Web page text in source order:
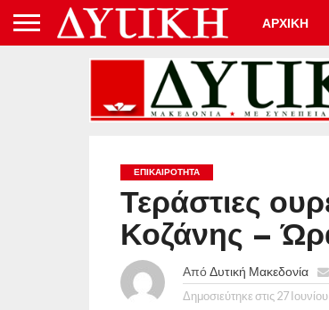
ΑΡΧΙΚΗ
ΕΠΙΚΑΙΡΟΤΗΤΑ
Τεράστιες
Κοζάνης –
ΑπόΔυτική Μακεδονία
Δημοσιεύτηκε στις 27